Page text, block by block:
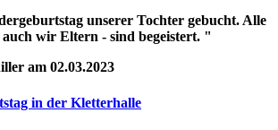
unserer Tochter gebucht. Alle
wir Eltern - sind begeistert. "
am 02.03.2023
in der Kletterhalle